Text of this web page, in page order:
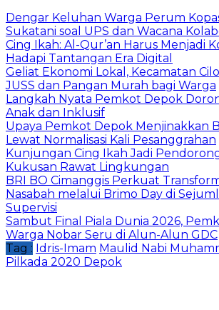
Dengar Keluhan Warga Perum
Sukatani soal UPS dan Wacana
Cing Ikah: Al-Qur’an Harus Menjadi
Hadapi Tantangan Era Digital
Geliat Ekonomi Lokal, Kecamatan
JUSS dan Pangan Murah bagi Warga
Langkah Nyata Pemkot Depok
Anak dan Inklusif
Upaya Pemkot Depok Menjinakkan
Lewat Normalisasi Kali Pesanggrahan
Kunjungan Cing Ikah Jadi
Kukusan Rawat Lingkungan
BRI BO Cimanggis Perkuat
Nasabah melalui Brimo Day di
Supervisi
Sambut Final Piala Dunia 2026,
Warga Nobar Seru di Alun-Alun GDC
Tag : Idris-Imam Maulid Nabi
Pilkada 2020 Depok